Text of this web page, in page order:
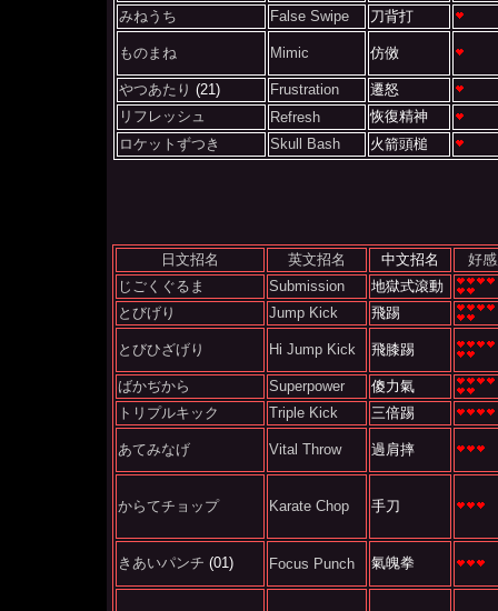
みねうち
False Swipe 刀背打
ものまね Mimic 仿傚
やつあたり (21) Frustration
遷怒
リフレッシュ
Refresh
恢復精神
ロケットずつき
Skull Bash 火箭頭槌
日文招名 英文招名 中文招名
好
じごくぐるま
Submission
地獄式滾動
とびげり
Jump Kick 飛踢
とびひざげり Hi Jump Kick 飛膝踢
ばかぢから Superpower
傻力氣
トリプルキック
Triple Kick 三倍踢
あてみなげ Vital Throw 過肩摔
からてチョップ Karate Chop 手刀
きあいパンチ (01) Focus Punch 氣魄拳